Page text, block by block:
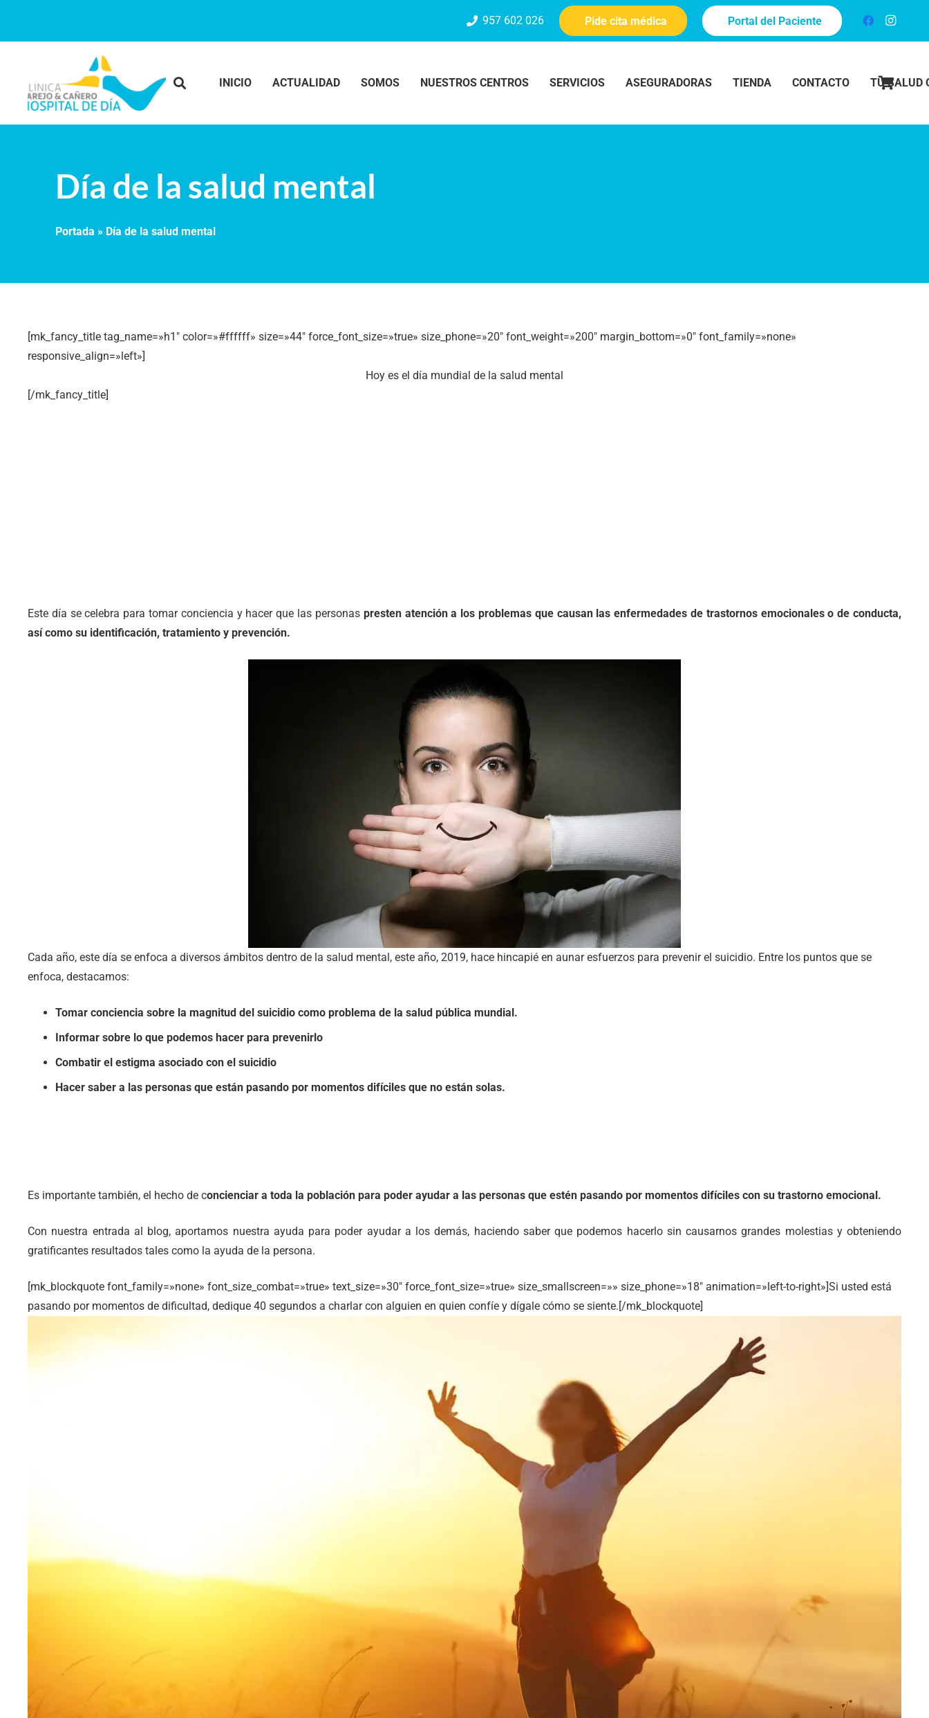
957 602 026 Pide cita médica Portal del Paciente
INICIO ACTUALIDAD SOMOS NUESTROS CENTROS SERVICIOS ASEGURADORAS TIENDA CONTACTO TU SALUD
Día de la salud mental
Portada » Día de la salud mental
[mk_fancy_title tag_name=»h1″ color=»#ffffff» size=»44″ force_font_size=»true» size_phone=»20″ font_weight=»200″ margin_bottom=»0″ font_family=»none»
responsive_align=»left»]
Hoy es el día mundial de la salud mental
[/mk_fancy_title]
Este día se celebra para tomar conciencia y hacer que las personas presten atención a los problemas que causan las enfermedades de trastornos emocionales o de conducta,
así como su identificación, tratamiento y prevención.
Cada año, este día se enfoca a diversos ámbitos dentro de la salud mental, este año, 2019, hace hincapié en aunar esfuerzos para prevenir el suicidio. Entre los puntos que se
enfoca, destacamos:
Tomar conciencia sobre la magnitud del suicidio como problema de la salud pública mundial.
Informar sobre lo que podemos hacer para prevenirlo
Combatir el estigma asociado con el suicidio
Hacer saber a las personas que están pasando por momentos difíciles que no están solas.
Es importante también, el hecho de concienciar a toda la población para poder ayudar a las personas que estén pasando por momentos difíciles con su trastorno emocional.
Con nuestra entrada al blog, aportamos nuestra ayuda para poder ayudar a los demás, haciendo saber que podemos hacerlo sin causarnos grandes molestias y obteniendo
gratificantes resultados tales como la ayuda de la persona.
[mk_blockquote font_family=»none» font_size_combat=»true» text_size=»30″ force_font_size=»true» size_smallscreen=»» size_phone=»18″ animation=»left-to-right»]Si usted está
pasando por momentos de dificultad, dedique 40 segundos a charlar con alguien en quien confíe y dígale cómo se siente.[/mk_blockquote]